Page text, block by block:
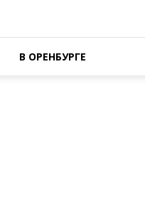
В ОРЕНБУРГЕ